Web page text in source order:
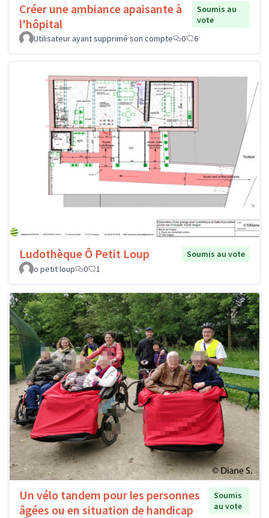
Créer une ambiance apaisante à
l'hôpital
Soumis au
vote
Utilisateur ayant supprimé son compte
0 6
Ludothèque Ô Petit Loup
Soumis au vote
o petit loup
0 1
Un vélo tandem pour les personnes
âgées ou en situation de handicap
Soumis
au vote